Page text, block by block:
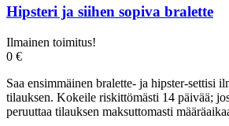
Hipsteri ja siihen sopiva bralette
Ilmainen toimitus!
0 €
Saa ensimmäinen bralette- ja hipster-settisi
tilauksen. Kokeile riskittömästi 14 päivää;
peruuttaa tilauksen maksuttomasti